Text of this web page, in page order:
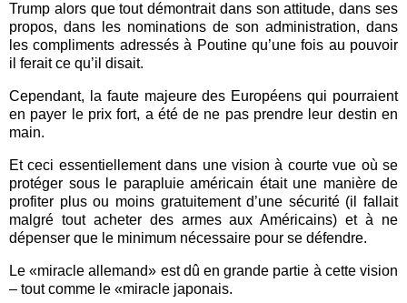
Trump alors que tout démontrait dans son attitude, dans ses
propos, dans les nominations de son administration, dans
les compliments adressés à Poutine qu’une fois au pouvoir
il ferait ce qu’il disait.
Cependant, la faute majeure des Européens qui pourraient
en payer le prix fort, a été de ne pas prendre leur destin en
main.
Et ceci essentiellement dans une vision à courte vue où se
protéger sous le parapluie américain était une manière de
profiter plus ou moins gratuitement d’une sécurité (il fallait
malgré tout acheter des armes aux Américains) et à ne
dépenser que le minimum nécessaire pour se défendre.
Le «miracle allemand» est dû en grande partie à cette vision
– tout comme le «miracle japonais.